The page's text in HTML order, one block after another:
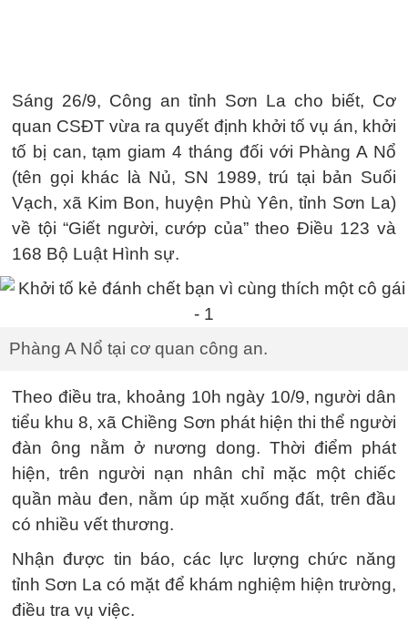
Sáng 26/9, Công an tỉnh Sơn La cho biết, Cơ
quan CSĐT vừa ra quyết định khởi tố vụ án, khởi
tố bị can, tạm giam 4 tháng đối với Phàng A Nổ
(tên gọi khác là Nủ, SN 1989, trú tại bản Suối
Vạch, xã Kim Bon, huyện Phù Yên, tỉnh Sơn La)
về tội “Giết người, cướp của” theo Điều 123 và
168 Bộ Luật Hình sự.
Phàng A Nổ tại cơ quan công an.
Theo điều tra, khoảng 10h ngày 10/9, người dân
tiểu khu 8, xã Chiềng Sơn phát hiện thi thể người
đàn ông nằm ở nương dong. Thời điểm phát
hiện, trên người nạn nhân chỉ mặc một chiếc
quần màu đen, nằm úp mặt xuống đất, trên đầu
có nhiều vết thương.
Nhận được tin báo, các lực lượng chức năng
tỉnh Sơn La có mặt để khám nghiệm hiện trường,
điều tra vụ việc.